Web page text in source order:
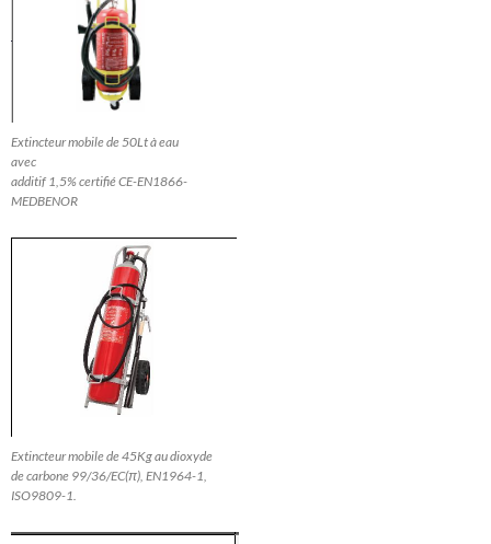
Extincteur mobile de 50Lt à eau
avec
additif 1,5% certifié CE-EN1866-
MEDBENOR
Extincteur mobile de 45Kg au dioxyde
de carbone 99/36/EC(π), EN1964-1,
ISO9809-1.